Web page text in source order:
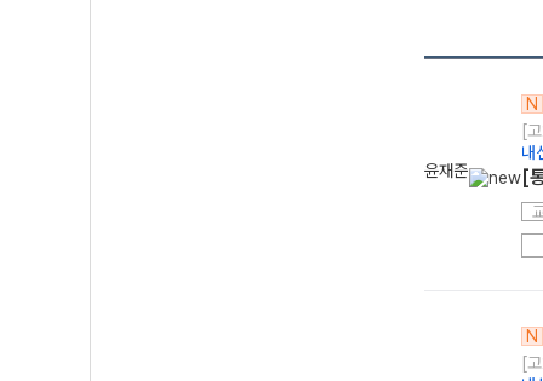
윤재준
N
[
내
[
N
[